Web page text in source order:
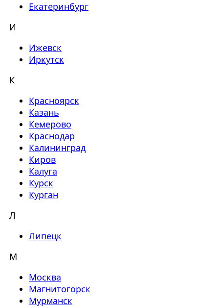
Екатеринбург
И
Ижевск
Иркутск
К
Красноярск
Казань
Кемерово
Краснодар
Калининград
Киров
Калуга
Курск
Курган
Л
Липецк
М
Москва
Магнитогорск
Мурманск